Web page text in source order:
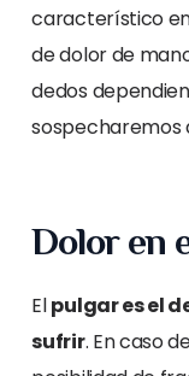
característico
de dolor de
dedos
sospecharemos
Dolor en
Elpulgar es el
sufrir. En caso